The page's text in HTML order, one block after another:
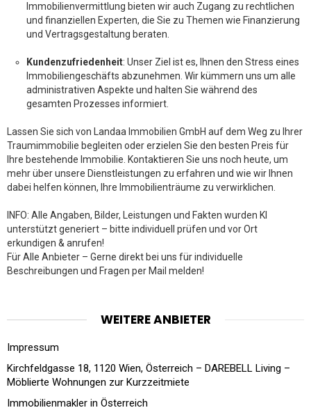
Immobilienvermittlung bieten wir auch Zugang zu rechtlichen
und finanziellen Experten, die Sie zu Themen wie Finanzierung
und Vertragsgestaltung beraten.
Kundenzufriedenheit: Unser Ziel ist es, Ihnen den Stress eines
Immobiliengeschäfts abzunehmen. Wir kümmern uns um alle
administrativen Aspekte und halten Sie während des
gesamten Prozesses informiert.
Lassen Sie sich von Landaa Immobilien GmbH auf dem Weg zu Ihrer
Traumimmobilie begleiten oder erzielen Sie den besten Preis für
Ihre bestehende Immobilie. Kontaktieren Sie uns noch heute, um
mehr über unsere Dienstleistungen zu erfahren und wie wir Ihnen
dabei helfen können, Ihre Immobilienträume zu verwirklichen.
INFO: Alle Angaben, Bilder, Leistungen und Fakten wurden KI
unterstützt generiert – bitte individuell prüfen und vor Ort
erkundigen & anrufen!
Für Alle Anbieter – Gerne direkt bei uns für individuelle
Beschreibungen und Fragen per Mail melden!
WEITERE ANBIETER
Impressum
Kirchfeldgasse 18, 1120 Wien, Österreich – DAREBELL Living –
Möblierte Wohnungen zur Kurzzeitmiete
Immobilienmakler in Österreich